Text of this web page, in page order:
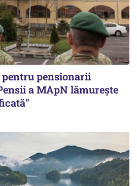
pensionarii
a MApN lămurește